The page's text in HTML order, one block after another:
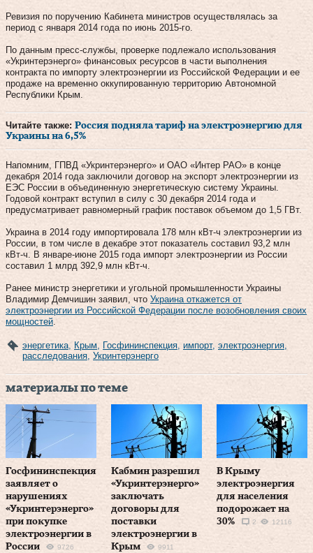
Ревизия по поручению Кабинета министров осуществлялась за
период с января 2014 года по июнь 2015-го.
По данным пресс-службы, проверке подлежало использования
«Укринтерэнерго» финансовых ресурсов в части выполнения
контракта по импорту электроэнергии из Российской Федерации и ее
продаже на временно оккупированную территорию Автономной
Республики Крым.
Читайте также: Россия подняла тариф на электроэнергию для
Украины на 6,5%
Напомним, ГПВД «Укринтерэнерго» и ОАО «Интер РАО» в конце
декабря 2014 года заключили договор на экспорт электроэнергии из
ЕЭС России в объединенную энергетическую систему Украины.
Годовой контракт вступил в силу с 30 декабря 2014 года и
предусматривает равномерный график поставок объемом до 1,5 ГВт.
Украина в 2014 году импортировала 178 млн кВт-ч электроэнергии из
России, в том числе в декабре этот показатель составил 93,2 млн
кВт-ч. В январе-июне 2015 года импорт электроэнергии из России
составил 1 млрд 392,9 млн кВт-ч.
Ранее министр энергетики и угольной промышленности Украины
Владимир Демчишин заявил, что Украина откажется от
электроэнергии из Российской Федерации после возобновления своих
мощностей
энергетика Крым Госфининспекция импорт, электроэнергия
расследования Укринтерэнерго
материалы по теме
Госфининспекция
заявляет о
нарушениях
«Укринтерэнерго»
при покупке
электроэнергии в
России
9726
Кабмин разрешил
«Укринтерэнерго»
заключать
договоры для
поставки
электроэнергии в
Крым
9911
В Крыму
электроэнергия
для населения
подорожает на
30%
2 12116